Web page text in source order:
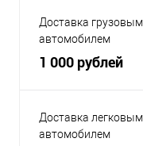
Доставка грузовым
автомобилем
1 000 рублей
Доставка легковым
автомобилем